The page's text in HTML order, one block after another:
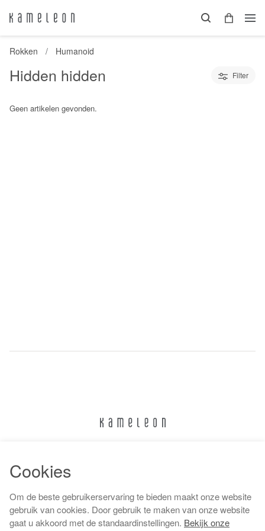
Rokken Humanoid
Hidden hidden Filter
Geen artikelen gevonden.
Algemene voorwaarden
Cookies
Om de beste gebruikerservaring te bieden maakt onze website
gebruik van cookies. Door gebruik te maken van onze website
gaat u akkoord met de standaardinstellingen. Bekijk onze